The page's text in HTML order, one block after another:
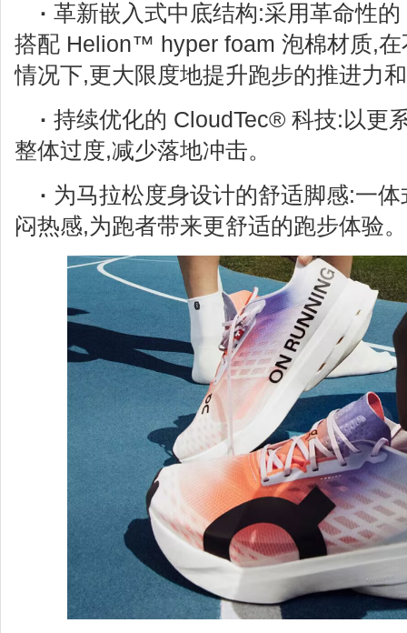
· 革新嵌入式中底结构:采用革命性
搭配 Helion™ hyper foam 泡棉材质,在
情况下,更大限度地提升跑步的推进力
· 持续优化的 CloudTec® 科技:以更
整体过度,减少落地冲击。
· 为马拉松度身设计的舒适脚感:一
闷热感,为跑者带来更舒适的跑步体验。